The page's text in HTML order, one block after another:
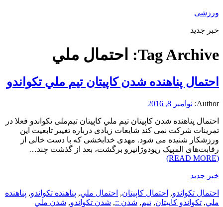
ورزشی
خبر جدید
Tag Archive: احتمال ملي
احتمال پناهنده شدن كاپيتان تيم ملي تکواندو
Author: نوامبر 8, 2016
احتمال پناهنده شدن كاپيتان تيم ملي کاپیتان تیم‌ملی تکواندو فعلا در
تمرینات شرکت نمی کند شایعات زیادی درباره تغییر تابعیت این
ورزشکار شنیده می شود. مهدی خدابخشی که با دست خالی از
رقابت‌های المپیک ریودوژانیرو برگشت، بعد از گذشت چند…
(READ MORE)
خبر جدید
احتمال تکواندو, احتمال كاپيتان, احتمال ملي, پناهنده تکواندو, پناهنده
ملي, تکواندو كاپيتان, تيم, شدن ::, شدن تکواندو, شدن ملي